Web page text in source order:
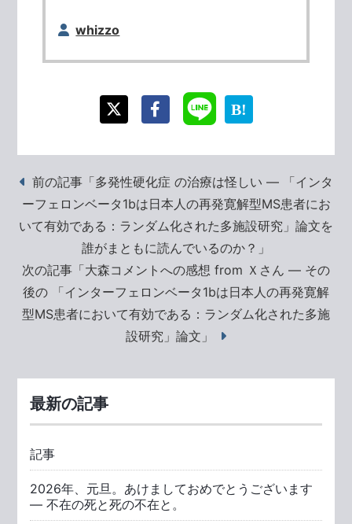
whizzo
前の記事「多発性硬化症 の治療は怪しい ― 「インタ
ーフェロンベータ1bは日本人の再発寛解型MS患者にお
いて有効である：ランダム化された多施設研究」論文を
誰がまともに読んでいるのか？」
次の記事「大森コメントへの感想 from Ｘさん ― その
後の 「インターフェロンベータ1bは日本人の再発寛解
型MS患者において有効である：ランダム化された多施
設研究」論文」
最新の記事
記事
2026年、元旦。あけましておめでとうございます
― 不在の死と死の不在と。